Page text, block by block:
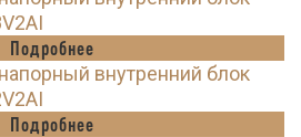
Подробнее
внутренний блок
Подробнее